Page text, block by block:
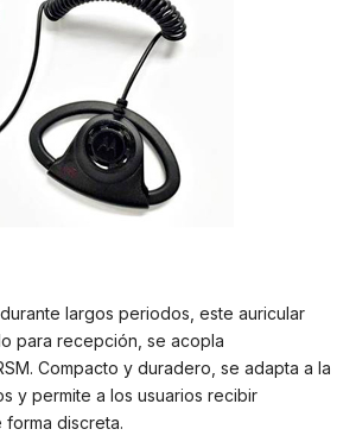
largos periodos, este auricular
para recepción, se acopla
Compacto y duradero, se adapta a la
y permite a los usuarios recibir
discreta.